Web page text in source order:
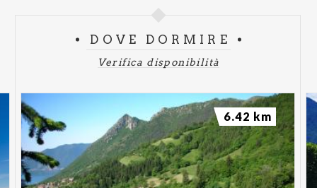
DOVE DORMIRE
Verifica disponibilità
6.42 km